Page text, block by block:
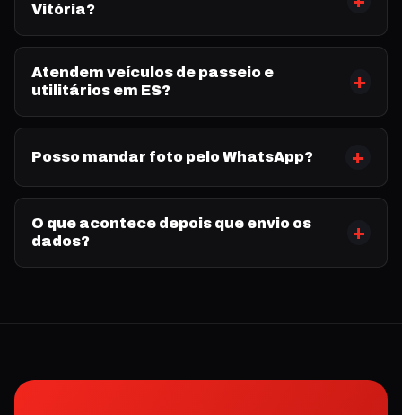
Vitória?
Atendem veículos de passeio e
utilitários em ES?
Posso mandar foto pelo WhatsApp?
O que acontece depois que envio os
dados?